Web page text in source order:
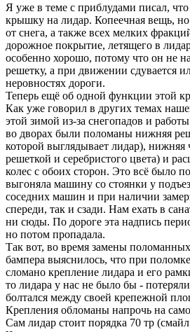
Я уже в теме с приблудами писал,
крышку на лидар. Копеечная вещь,
от снега, а также всех мелких
дорожное покрытие, летящего в
особенно хорошо, потому что он не
решетку, а при движении сдувается
неровностях дороги.
Теперь ещё об одной функции этой
Как уже говорил в других темах
этой зимой из-за снегопадов и
во дворах были поломаны нижняя
которой выглядывает лидар), нижняя
решеткой и серебристого цвета) и
колес с обоих сторон. Это всё было
выгоняла машину со стоянки у
соседних машин и при наличии
спереди, так и сзади. Нам ехать в
ни сюды. По дороге эта надпись
но потом пропадала.
Так вот, во время замены
бампера выяснилось, что при
сломано крепление лидара и его
то лидара у нас не было бы -
болтался между своей крепежной
Крепления обломаны напрочь на
Сам лидар стоит порядка 70 тр